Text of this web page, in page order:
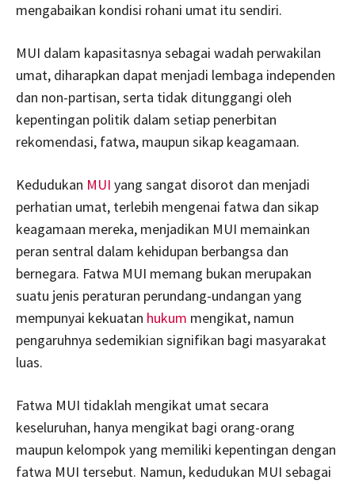
mengabaikan kondisi rohani umat itu sendiri.
MUI dalam kapasitasnya sebagai wadah perwakilan
umat, diharapkan dapat menjadi lembaga independen
dan non-partisan, serta tidak ditunggangi oleh
kepentingan politik dalam setiap penerbitan
rekomendasi, fatwa, maupun sikap keagamaan.
Kedudukan MUI yang sangat disorot dan menjadi
perhatian umat, terlebih mengenai fatwa dan sikap
keagamaan mereka, menjadikan MUI memainkan
peran sentral dalam kehidupan berbangsa dan
bernegara. Fatwa MUI memang bukan merupakan
suatu jenis peraturan perundang-undangan yang
mempunyai kekuatan hukum mengikat, namun
pengaruhnya sedemikian signifikan bagi masyarakat
luas.
Fatwa MUI tidaklah mengikat umat secara
keseluruhan, hanya mengikat bagi orang-orang
maupun kelompok yang memiliki kepentingan dengan
fatwa MUI tersebut. Namun, kedudukan MUI sebagai